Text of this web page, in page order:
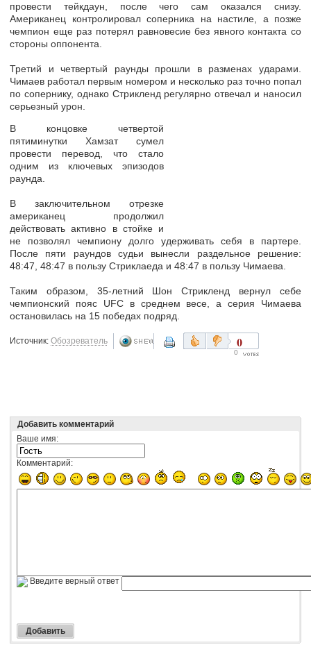
провести тейкдаун, после чего сам оказался снизу.
Американец контролировал соперника на настиле, а позже
чемпион еще раз потерял равновесие без явного контакта со
стороны оппонента.
Третий и четвертый раунды прошли в разменах ударами.
Чимаев работал первым номером и несколько раз точно попал
по сопернику, однако Стрикленд регулярно отвечал и наносил
серьезный урон.
В концовке четвертой
пятиминутки Хамзат сумел
провести перевод, что стало
одним из ключевых эпизодов
раунда.
В заключительном отрезке
американец продолжил
действовать активно в стойке и
не позволял чемпиону долго удерживать себя в партере.
После пяти раундов судьи вынесли раздельное решение:
48:47, 48:47 в пользу Стриклаеда и 48:47 в пользу Чимаева.
Таким образом, 35-летний Шон Стрикленд вернул себе
чемпионский пояс UFC в среднем весе, а серия Чимаева
остановилась на 15 победах подряд.
Источник: Обозреватель 0
0
Добавить комментарий
Ваше имя:
Комментарий:
Введите верный ответ